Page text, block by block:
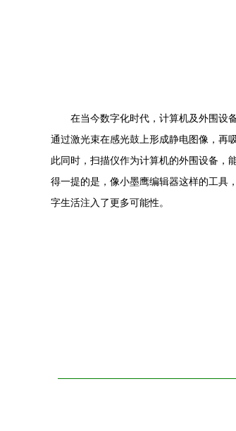
在当今数字化时代，计算机及外围设
通过激光束在感光鼓上形成静电图像，再
此同时，扫描仪作为计算机的外围设备，
得一提的是，像小墨鹰编辑器这样的工具
字生活注入了更多可能性。